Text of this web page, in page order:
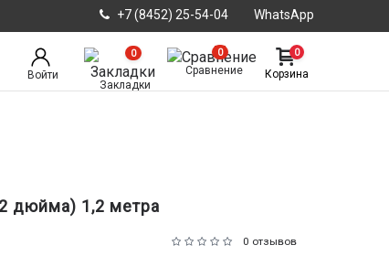
+7 (8452) 25-54-04 WhatsApp
Войти
0
Закладки
0
Сравнение
0
Корзина
дюйма) 1,2 метра
0 отзывов